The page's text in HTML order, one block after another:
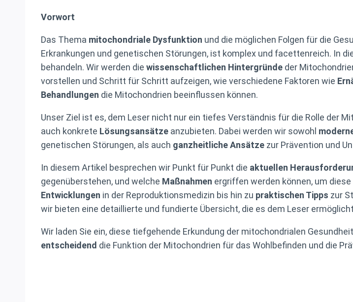
Vorwort
Das Thema mitochondriale Dysfunktion und die möglichen Folgen für die
Erkrankungen und genetischen Störungen, ist komplex und facettenreich. In
behandeln. Wir werden die wissenschaftlichen Hintergründe der
vorstellen und Schritt für Schritt aufzeigen, wie verschiedene Faktoren wie
Behandlungen die Mitochondrien beeinflussen können.
Unser Ziel ist es, dem Leser nicht nur ein tiefes Verständnis für die Rolle der
auch konkrete Lösungsansätze anzubieten. Dabei werden wir sowohl
genetischen Störungen, als auch ganzheitliche Ansätze zur Prävention und
In diesem Artikel besprechen wir Punkt für Punkt die aktuellen
gegenüberstehen, und welche Maßnahmen ergriffen werden können, um
Entwicklungen in der Reproduktionsmedizin bis hin zu praktischen Tipps zur
wir bieten eine detaillierte und fundierte Übersicht, die es dem Leser
Wir laden Sie ein, diese tiefgehende Erkundung der mitochondrialen
entscheidend die Funktion der Mitochondrien für das Wohlbefinden und die